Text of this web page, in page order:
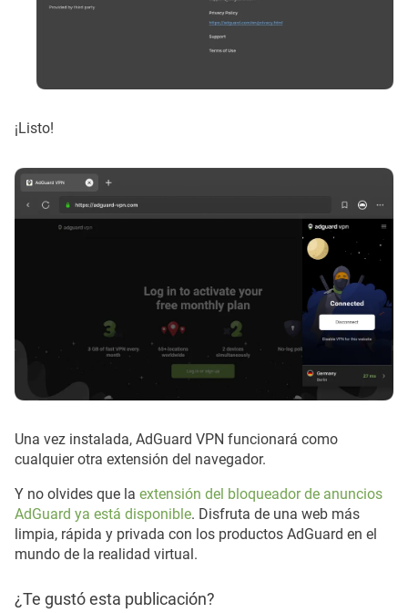
¡Listo!
Una vez instalada, AdGuard VPN funcionará como
cualquier otra extensión del navegador.
Y no olvides que la extensión del bloqueador de anuncios
AdGuard ya está disponible. Disfruta de una web más
limpia, rápida y privada con los productos AdGuard en el
mundo de la realidad virtual.
¿Te gustó esta publicación?